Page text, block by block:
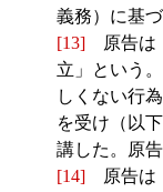
義務）に基
[13] 原告は
立」という
しくない行
を受け（以
講した。原
[14] 原告は